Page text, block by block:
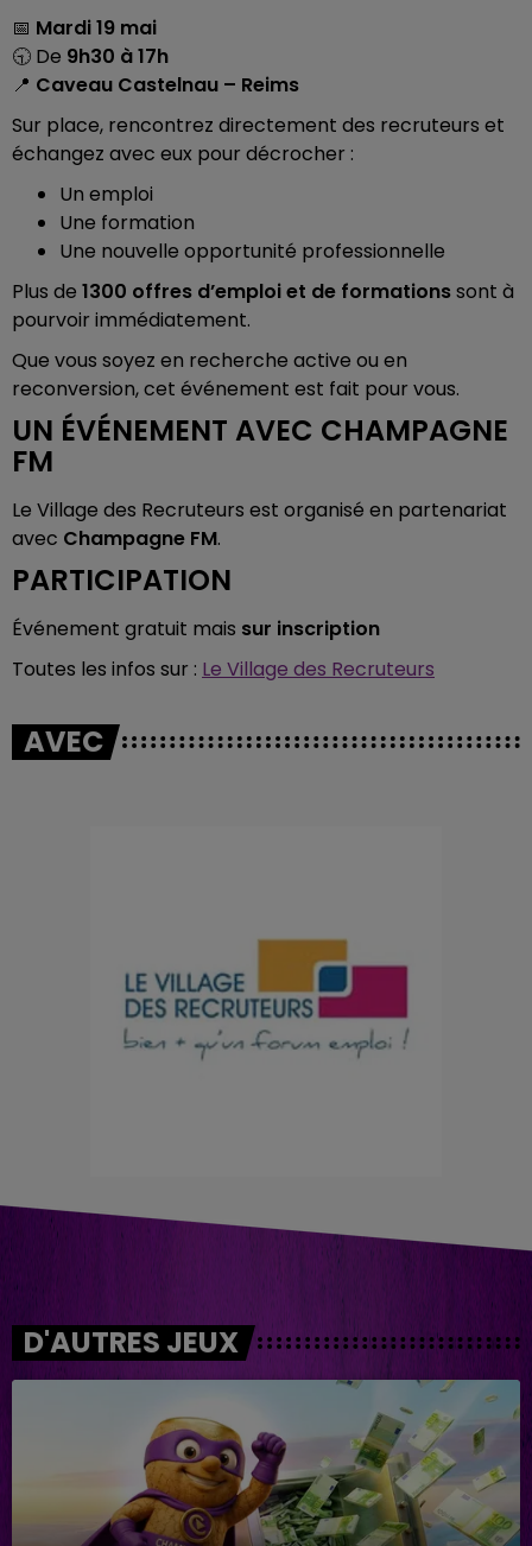
📅 Mardi 19 mai
🕤 De 9h30 à 17h
📍 Caveau Castelnau – Reims
Sur place, rencontrez directement des recruteurs et
échangez avec eux pour décrocher :
Un emploi
Une formation
Une nouvelle opportunité professionnelle
Plus de 1300 offres d’emploi et de formationssont à
pourvoir immédiatement.
Que vous soyez en recherche active ou en
reconversion, cet événement est fait pour vous.
UN ÉVÉNEMENT AVEC CHAMPAGNE
FM
Le Village des Recruteurs est organisé en partenariat
avec Champagne FM.
PARTICIPATION
Événement gratuit mais sur inscription
Toutes les infos sur : Le Village des Recruteurs
AVEC
D'AUTRES JEUX